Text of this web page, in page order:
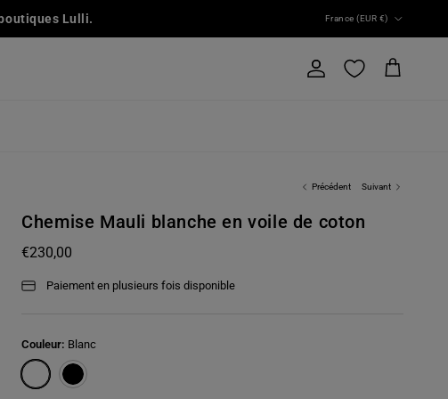
Lulli.
France (EUR €)
Compte
Panier
Précédent Suivant
Chemise Mauli blanche en voile de coton
€230,00
Paiement en plusieurs fois disponible
Couleur: Blanc
Blanc
Noir